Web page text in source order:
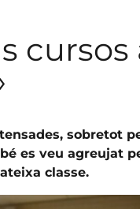
cursos
sobretot
es veu agreujat
classe.